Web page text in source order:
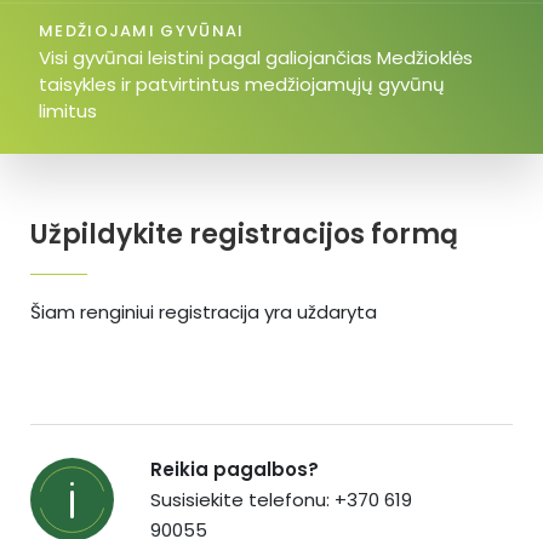
Užpildykite registracijos formą
Šiam renginiui registracija yra uždaryta
MEDŽIOJAMI GYVŪNAI
Visi gyvūnai leistini pagal galiojančias Medžioklės
taisykles ir patvirtintus medžiojamųjų gyvūnų
limitus
Reikia pagalbos?
Susisiekite telefonu: +370 619
90055